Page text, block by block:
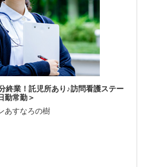
終業！託児所あり♪訪問看護ステー
勤常勤＞
あすなろの樹